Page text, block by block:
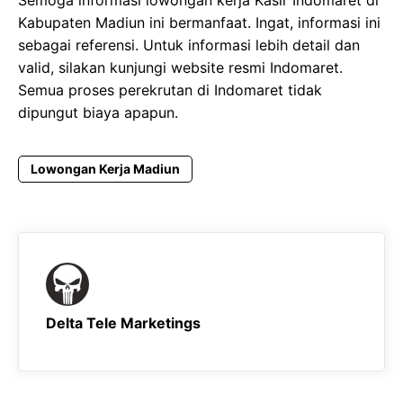
Kabupaten Madiun ini bermanfaat. Ingat, informasi ini
sebagai referensi. Untuk informasi lebih detail dan
valid, silakan kunjungi website resmi Indomaret.
Semua proses perekrutan di Indomaret tidak
dipungut biaya apapun.
Lowongan Kerja Madiun
Delta Tele Marketings